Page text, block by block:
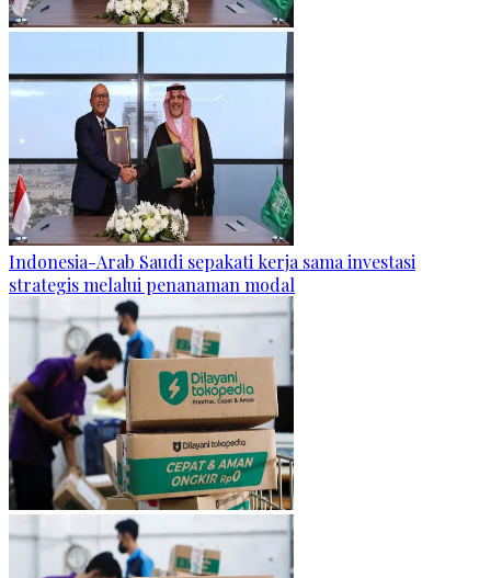
Indonesia-Arab Saudi sepakati kerja sama investasi
strategis melalui penanaman modal